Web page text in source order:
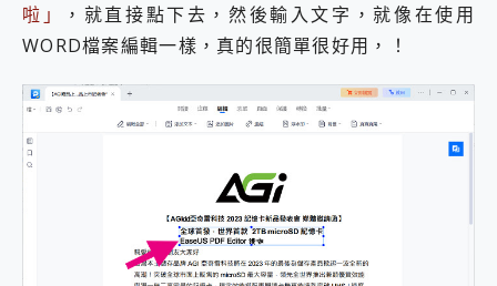
啦」
，就直接點下去，然後輸入文字，就像在使用
WORD檔案編輯一樣，真的很簡單很好用，！